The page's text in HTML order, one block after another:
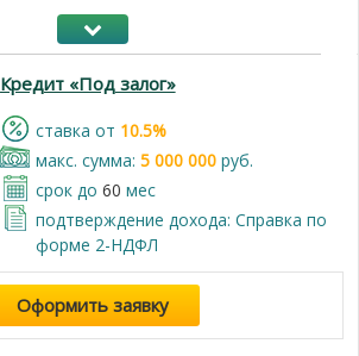
Кредит «Под залог»
cтавка от 10.5%
макс. сумма: 5 000 000руб.
срок до 60 мес
подтверждение дохода: Справка по
форме 2-НДФЛ
Оформить заявку